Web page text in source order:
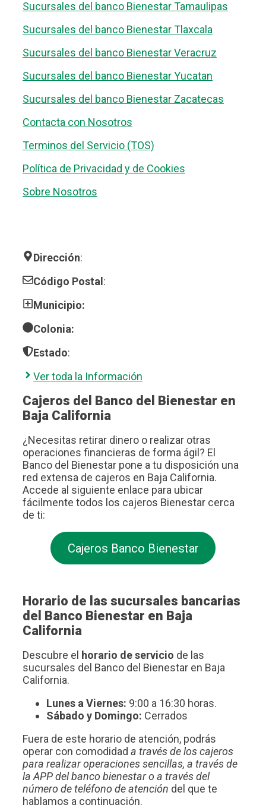
Sucursales del banco Bienestar Tamaulipas
Sucursales del banco Bienestar Tlaxcala
Sucursales del banco Bienestar Veracruz
Sucursales del banco Bienestar Yucatan
Sucursales del banco Bienestar Zacatecas
Contacta con Nosotros
Terminos del Servicio (TOS)
Política de Privacidad y de Cookies
Sobre Nosotros
Dirección:
Código Postal:
Municipio:
Colonia:
Estado:
Ver toda la Información
Cajeros del Banco del Bienestar en
Baja California
¿Necesitas retirar dinero o realizar otras
operaciones financieras de forma ágil? El
Banco del Bienestar pone a tu disposición una
red extensa de cajeros en Baja California.
Accede al siguiente enlace para ubicar
fácilmente todos los cajeros Bienestar cerca
de ti:
Cajeros Banco Bienestar
Horario de las sucursales bancarias
del Banco Bienestar en Baja
California
Descubre el horario de servicio de las
sucursales del Banco del Bienestar en Baja
California.
Lunes a Viernes: 9:00 a 16:30 horas.
Sábado y Domingo: Cerrados
Fuera de este horario de atención, podrás
operar con comodidad a través de los cajeros
para realizar operaciones sencillas, a través de
la APP del banco bienestar o a través del
número de teléfono de atención del que te
hablamos a continuación.